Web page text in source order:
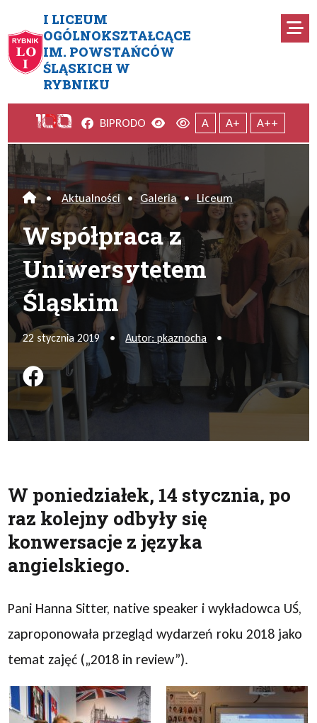
I LICEUM
OGÓLNOKSZTAŁCĄCE
IM. POWSTAŃCÓW
ŚLĄSKICH W
RYBNIKU
Współpraca z
Facebook
BIPRODO Wersja kontrastowa
Wersja domyślna
A A+ A++
Home
• Aktualności • Galeria • Liceum
Współpraca z
Uniwersytetem
Śląskim
22 stycznia 2019 • Autor: pkaznocha •
Podziel się na FB
W poniedziałek, 14 stycznia, po
raz kolejny odbyły się
konwersacje z języka
angielskiego.
Pani Hanna Sitter, native speaker i wykładowca UŚ,
zaproponowała przegląd wydarzeń roku 2018 jako
temat zajęć („2018 in review”).